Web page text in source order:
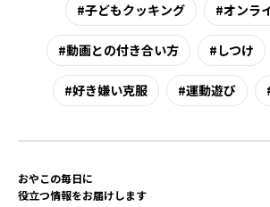
子どもクッキング オンラ
動画との付き合い方 しつけ
好き嫌い克服 運動遊び
おやこの毎日に
役立つ情報をお届けします